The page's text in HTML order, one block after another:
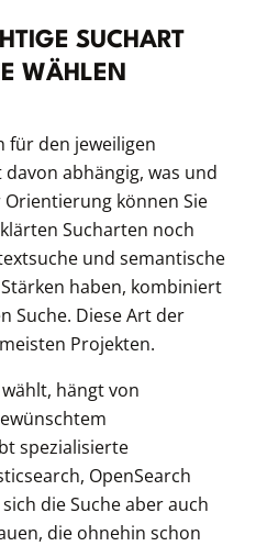
SUCHART
WÄHLEN
für den jeweiligen
abhängig, was und
können Sie
Sucharten noch
und semantische
haben, kombiniert
Suche. Diese Art der
Projekten.
hängt von
spezialisierte
OpenSearch
die Suche aber auch
die ohnehin schon